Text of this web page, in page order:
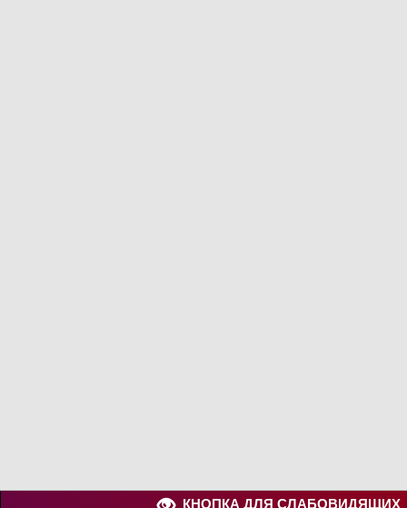
КНОПКА ДЛЯ СЛАБОВИДЯЩИХ